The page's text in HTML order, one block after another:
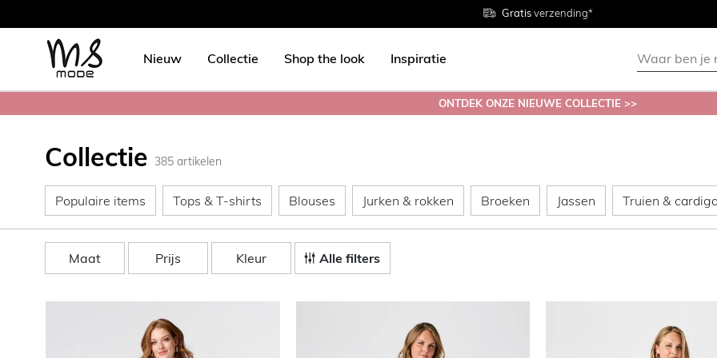
Gratisverzending*
Maten38 - 54
Gratisretourneren in de winkel
Nieuw Collectie Shop the look Inspiratie
ONTDEK ONZE NIEUWE COLLECTIE >>
Collectie 385 artikelen
Populaire items Populaire items
Tops & T-shirts Tops & T-shirts
Blouses Blouses
Jurken & rokken Jurken & rokken
Broeken Broeken
Jassen Jassen
Truien &
Maat Prijs Kleur Alle filters